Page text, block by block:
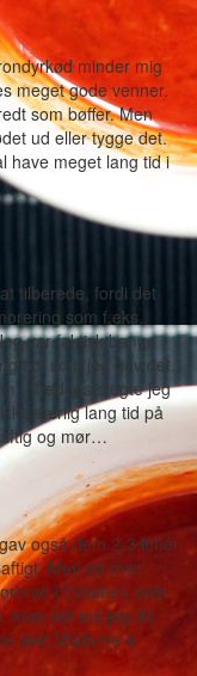
minder mig
meget gode venner.
som bøffer. Men
ud eller tygge det.
have meget lang tid i
tilberede, fordi det
som f.eks.
var faktisk bange
tid, som jeg gav det,
I fredags stegte jeg
særlig lang tid på
og mør…
også dem 2-3 timer
Men ud over
i fryseren, som
men det må jeg da
læst Madame´s